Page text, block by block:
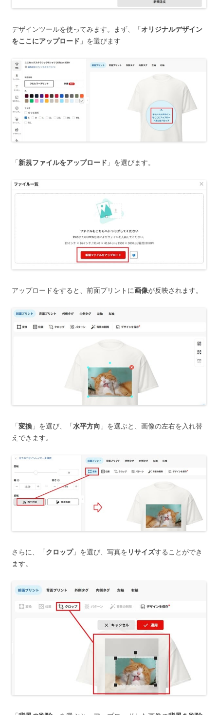
デザインツールを使ってみます。まず、「オリジナルデザイン
をここにアップロード 」を選びます
「新規ファイルをアップロード 」を選びます。
アップロードをすると、前面プリントに画像が反映されます。
「変換 」を選び、「水平方向 」を選ぶと、画像の左右を入れ替
えできます。
さらに、「クロップ」を選び、写真を リサイズすることができ
ます。